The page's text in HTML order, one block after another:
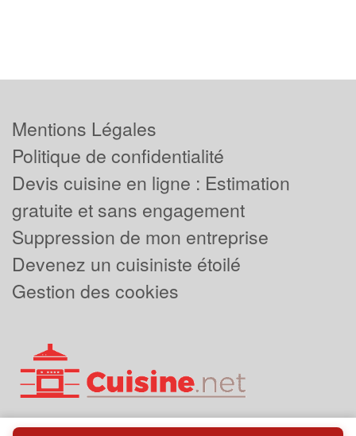
Mentions Légales
Politique de confidentialité
Devis cuisine en ligne : Estimation
gratuite et sans engagement
Suppression de mon entreprise
Devenez un cuisiniste étoilé
Gestion des cookies